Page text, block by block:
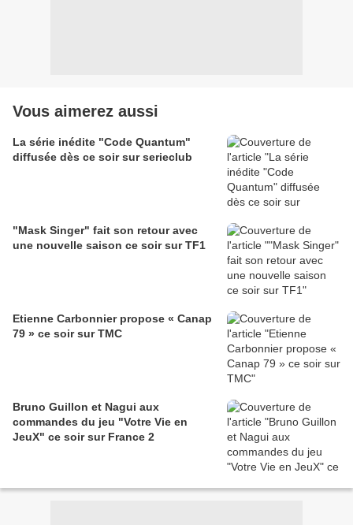
Vous aimerez aussi
La série inédite "Code Quantum"
diffusée dès ce soir sur serieclub
"Mask Singer" fait son retour avec
une nouvelle saison ce soir sur TF1
Etienne Carbonnier propose « Canap
79 » ce soir sur TMC
Bruno Guillon et Nagui aux
commandes du jeu "Votre Vie en
JeuX" ce soir sur France 2